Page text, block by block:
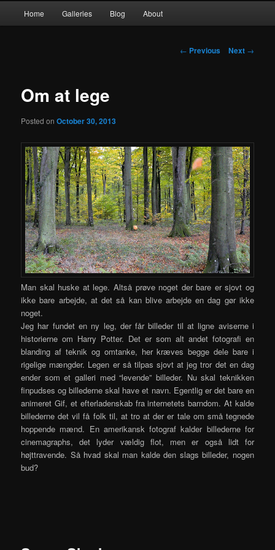
Skip
content
Home Galleries Blog About
Post
← Previous Next →
Om at lege
Posted onOctober 30, 2013
Man skal huske at lege. Altså prøve noget der bare er sjovt og
ikke bare arbejde, at det så kan blive arbejde en dag gør ikke
noget.
Jeg har fundet en ny leg, der får billeder til at ligne aviserne i
historierne om Harry Potter. Det er som alt andet fotografi en
blanding af teknik og omtanke, her kræves begge dele bare i
rigelige mængder. Legen er så tilpas sjovt at jeg tror det en dag
ender som et galleri med “levende” billeder. Nu skal teknikken
finpudses og billederne skal have et navn. Egentlig er det bare en
animeret Gif, et efterladenskab fra internetets barndom. At kalde
billederne det vil få folk til, at tro at der er tale om små tegnede
hoppende mænd. En amerikansk fotograf kalder billederne for
cinemagraphs, det lyder vældig flot, men er også lidt for
højttravende. Så hvad skal man kalde den slags billeder, nogen
bud?